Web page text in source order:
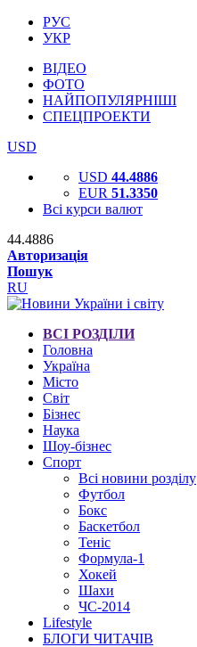
РУС
УКР
ВІДЕО
ФОТО
НАЙПОПУЛЯРНІШІ
СПЕЦПРОЕКТИ
USD
USD 44.4886
EUR 51.3350
Всі курси валют
44.4886
Авторизація
Пошук
RU
ВСІ РОЗДІЛИ
Головна
Україна
Місто
Світ
Бізнес
Наука
Шоу-бізнес
Спорт
Всі новини розділу
Футбол
Бокс
Баскетбол
Теніс
Формула-1
Хокей
Шахи
ЧС-2014
Lifestyle
БЛОГИ ЧИТАЧІВ